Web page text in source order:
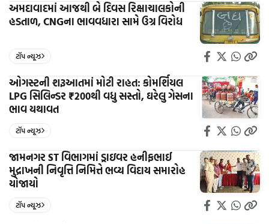
અમદાવાદમાં આજથી બે દિવસ રિક્ષાચાલકોની
હડતાળ, CNGના ભાવવધારા સામે ઉગ્ર વિરોધ
ટૉપ ન્યૂઝ
ઓગસ્ટની શરૂઆતમાં મોટી રાહત: કોમર્શિયલ
LPG સિલિન્ડર ₹200થી વધુ સસ્તો, ઘરેલુ ગેસના
ભાવ યથાવત
ટૉપ ન્યૂઝ
જામનગર ST વિભાગમાં ડ્રાઇવર હનીફભાઈ
મુદ્રાખની નિવૃત્તિ નિમિત્તે ભવ્ય વિદાય સમારોહ
યોજાયો
ટૉપ ન્યૂઝ